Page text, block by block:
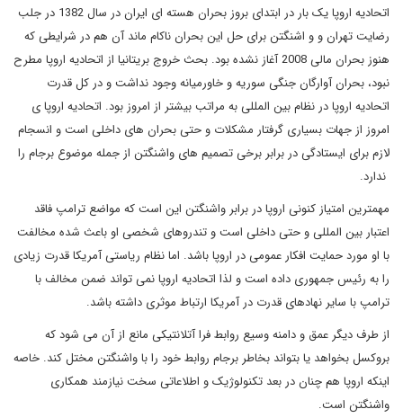
اتحادیه اروپا یک بار در ابتدای بروز بحران هسته ای ایران در سال 1382 در جلب
رضایت تهران و و اشنگتن برای حل این بحران ناکام ماند آن هم در شرایطی که
هنوز بحران مالی 2008 آغاز نشده بود. بحث خروج بریتانیا از اتحادیه اروپا مطرح
نبود، بحران آوارگان جنگی سوریه و خاورمیانه وجود نداشت و در کل قدرت
اتحادیه اروپا در نظام بین المللی به مراتب بیشتر از امروز بود. اتحادیه اروپا ی
امروز از جهات بسیاری گرفتار مشکلات و حتی بحران های داخلی است و انسجام
لازم برای ایستادگی در برابر برخی تصمیم های واشنگتن از جمله موضوع برجام را
ندارد.
مهمترین امتیاز کنونی اروپا در برابر واشنگتن این است که مواضع ترامپ فاقد
اعتبار بین المللی و حتی داخلی است و تندروهای شخصی او باعث شده مخالفت
با او مورد حمایت افکار عمومی در اروپا باشد. اما نظام ریاستی آمریکا قدرت زیادی
را به رئیس جمهوری داده است و لذا اتحادیه اروپا نمی تواند ضمن مخالف با
ترامپ با سایر نهادهای قدرت در آمریکا ارتباط موثری داشته باشد.
از طرف دیگر عمق و دامنه وسیع روابط فرا آتلانتیکی مانع از آن می شود که
بروکسل بخواهد یا بتواند بخاطر برجام روابط خود را با واشنگتن مختل کند. خاصه
اینکه اروپا هم چنان در بعد تکنولوژیک و اطلاعاتی سخت نیازمند همکاری
واشنگتن است.